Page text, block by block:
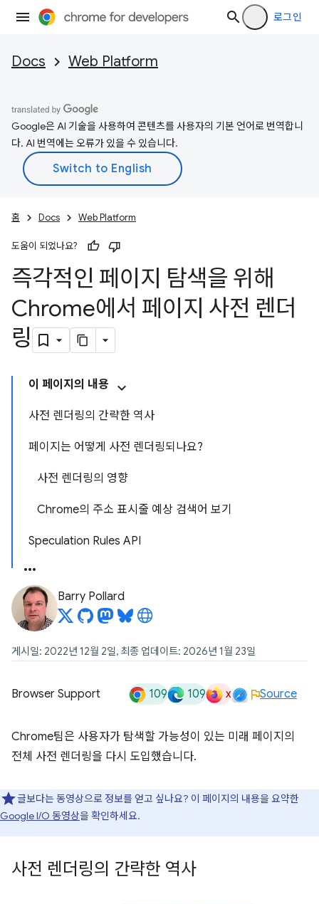
로그인
Docs Web Platform
Google은 AI 기술을 사용하여 콘텐츠를 사용자의 기본 언어로 번역합니
다. AI 번역에는 오류가 있을 수 있습니다.
홈 Docs Web Platform
도움이 되었나요?
즉각적인 페이지 탐색을 위해
Chrome에서 페이지 사전 렌더
링
이 페이지의 내용
사전 렌더링의 간략한 역사
페이지는 어떻게 사전 렌더링되나요?
사전 렌더링의 영향
Chrome의 주소 표시줄 예상 검색어 보기
Speculation Rules API
Barry Pollard
게시일: 2022년 12월 2일, 최종 업데이트: 2026년 1월 23일
Browser Support 109 109 x Source
Chrome팀은 사용자가 탐색할 가능성이 있는 미래 페이지의
전체 사전 렌더링을 다시 도입했습니다.
글보다는 동영상으로 정보를 얻고 싶나요? 이 페이지의 내용을 요약한
Google I/O 동영상을 확인하세요.
사전 렌더링의 간략한 역사